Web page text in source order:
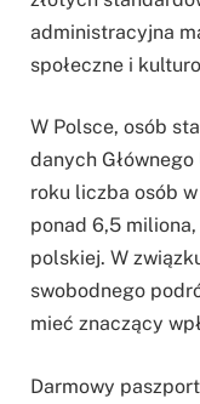
administracyjna
społeczne i
W Polsce, osób
danych
roku liczba osób
ponad 6,5
polskiej. W
swobodnego
mieć znaczący
Darmowy